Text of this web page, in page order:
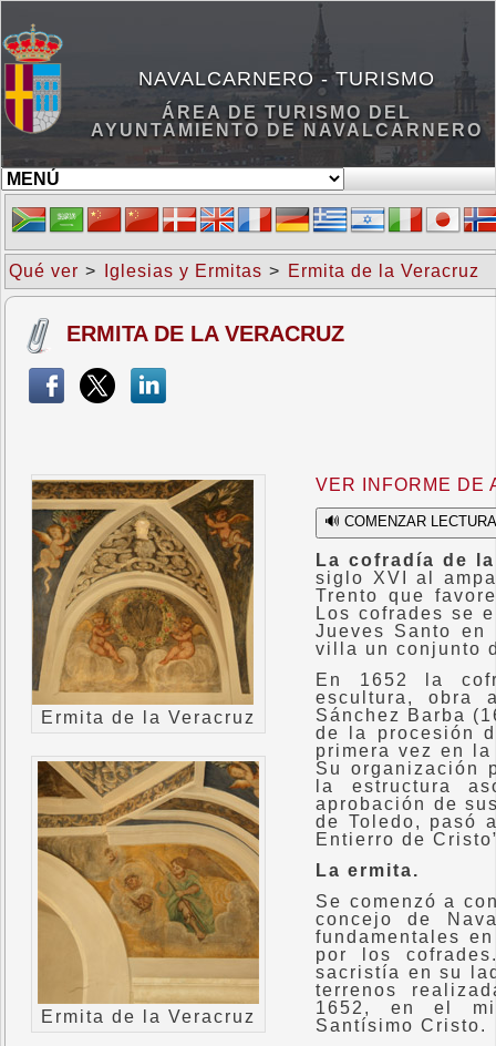
NAVALCARNERO - TURISMO
ÁREA DE TURISMO DEL
AYUNTAMIENTO DE NAVALCARNERO
Qué ver > Iglesias y Ermitas > Ermita de la Veracruz
ERMITA DE LA VERACRUZ
Ermita de la Veracruz
Ermita de la Veracruz
VER INFORME DE
🔊 COMENZAR LECTURA
La cofradía de
siglo XVI al
Trento que
Los cofrades se
Jueves Santo
villa un conjunto
En 1652 la
escultura, obra
Sánchez Barba
de la procesión
primera vez en
Su organización
la estructura
aprobación de
de Toledo, pasó
Entierro de
La ermita.
Se comenzó a
concejo de
fundamentales
por los
sacristía en su
terrenos
1652, en el
Santísimo Cristo.